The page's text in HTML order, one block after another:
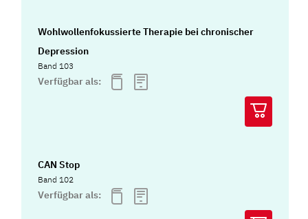
Wohlwollenfokussierte Therapie bei chronischer
Depression
Band 103
Verfügbar als:
CAN Stop
Band 102
Verfügbar als: